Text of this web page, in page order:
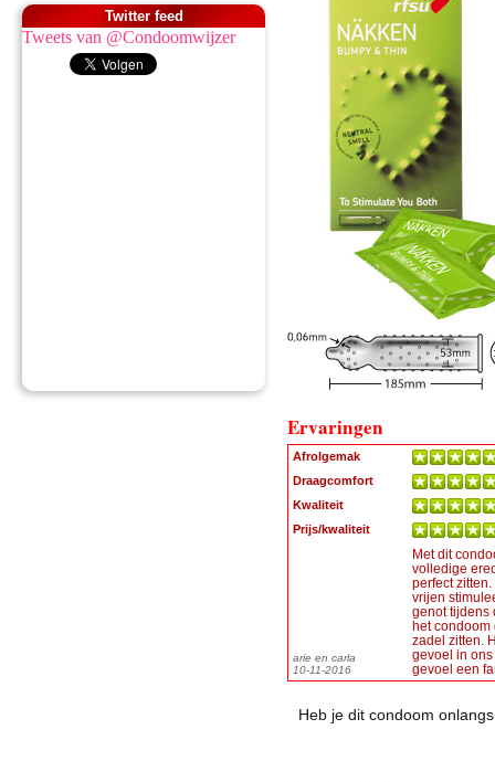
Twitter feed
Tweets van @Condoomwijzer
Ervaringen
Afrolgemak
Draagcomfort
Kwaliteit
Prijs/kwaliteit
arie en carla
10-11-2016
Met dit
volledige
perfect
vrijen
genot tijdens
het condoom
zadel zitten.
gevoel in
gevoel een
Heb je dit condoom